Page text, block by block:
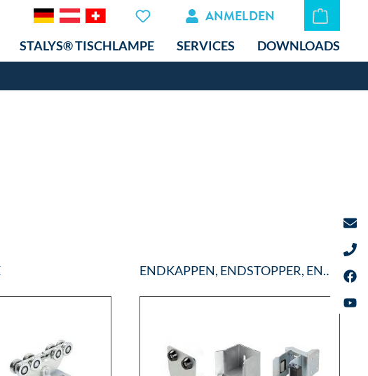
ANMELDEN
STALYS® TISCHLAMPE SERVICES DOWNLOADS
ENDKAPPEN, ENDSTOPPER, ENDHALTER...